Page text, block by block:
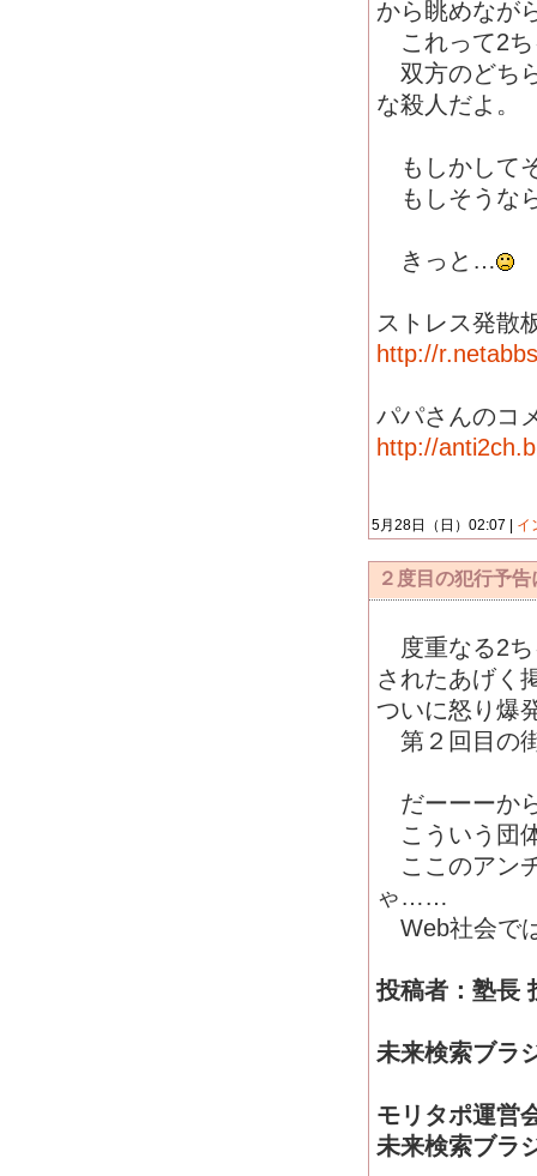
から眺めなが
これって2ち
双方のどち
な殺人だよ。
もしかして
もしそうな
きっと…
ストレス発散
http://
パパさんのコ
http://
5月28日（日）02:07 | イ
２度目の犯行予
度重なる2ち
されたあげく
ついに怒り爆
第２回目の
だーーーか
こういう団
ここのアン
ゃ……
Web社会で
投稿者：塾長
未来検索ブラ
モリタポ運営
未来検索ブラ